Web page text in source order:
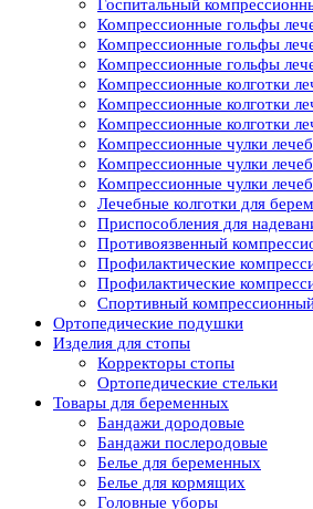
Госпитальный
Компрессионные гольфы
Компрессионные гольфы
Компрессионные гольфы
Компрессионные колготки
Компрессионные колготки
Компрессионные колготки
Компрессионные чулки
Компрессионные чулки
Компрессионные чулки
Лечебные колготки для
Приспособления для
Противоязвенный
Профилактические
Профилактические
Спортивный
Ортопедические подушки
Изделия для стопы
Корректоры стопы
Ортопедические стельки
Товары для беременных
Бандажи дородовые
Бандажи послеродовые
Белье для беременных
Белье для кормящих
Головные уборы